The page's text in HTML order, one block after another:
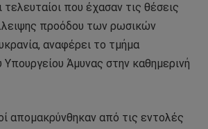
τελευταίοι που έχασαν τις θέσεις
προόδου των ρωσικών
αναφέρει το τμήμα
Άμυνας στην καθημερινή
απομακρύνθηκαν από τις εντολές